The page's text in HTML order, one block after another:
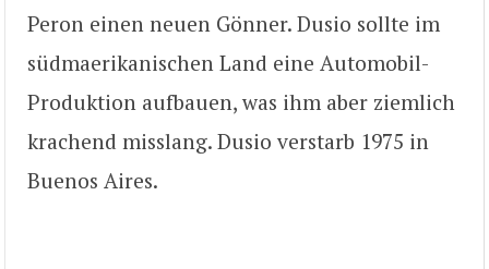
Peron einen neuen Gönner. Dusio sollte im
südmaerikanischen Land eine Automobil-
Produktion aufbauen, was ihm aber ziemlich
krachend misslang. Dusio verstarb 1975 in
Buenos Aires.